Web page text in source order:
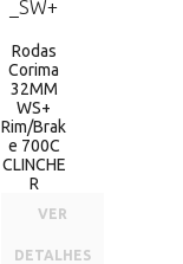
Rodas
Corima
32MM
WS+
Rim/Brak
e 700C
CLINCHE
R
VER
DETALHES